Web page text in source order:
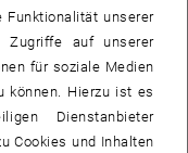
Funktionalität unserer
Zugriffe auf unserer
für soziale Medien
können. Hierzu ist es
Dienstanbieter
Cookies und Inhalten